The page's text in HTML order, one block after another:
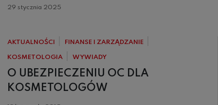
29 stycznia 2025
AKTUALNOŚCI FINANSE I ZARZĄDZANIE
KOSMETOLOGIA WYWIADY
O UBEZPIECZENIU OC DLA
KOSMETOLOGÓW